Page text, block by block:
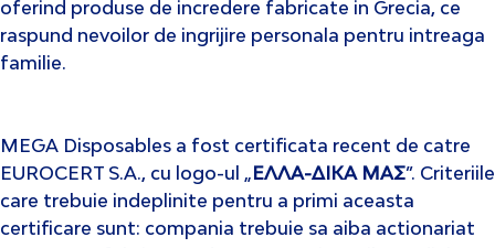
oferind produse de incredere fabricate in Grecia, ce
raspund nevoilor de ingrijire personala pentru intreaga
familie.
MEGA Disposables a fost certificata recent de catre
EUROCERT S.A., cu logo-ul „ΕΛΛΑ-ΔΙΚΑ ΜΑΣ”. Criteriile
care trebuie indeplinite pentru a primi aceasta
certificare sunt: compania trebuie sa aiba actionariat